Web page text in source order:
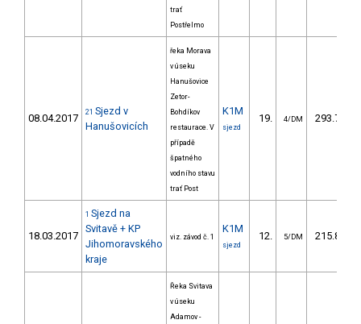
trať
Postřelmo
08.04.2017 21 Sjezd v
Hanušovicích
řeka Morava
v úseku
Hanušovice
Zetor-
Bohdíkov
restaurace. V
případě
špatného
vodního stavu
trať Post
K1M
sjezd
19. 4/DM 293.70
18.03.2017
1 Sjezd na
Svitavě + KP
Jihomoravského
kraje
viz. závod č. 1
K1M
sjezd
12. 5/DM 215.80
Řeka Svitava
v úseku
Adamov -